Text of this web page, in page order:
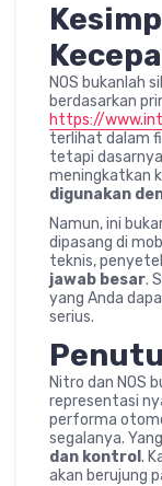
NOS bukanlah
berdasarkan
https://
terlihat dalam
tetapi dasarnya
meningkatkan
digunakan
Namun, ini
dipasang di
teknis,
jawab besar.
yang Anda
serius.
Nitro dan NOS
representasi
performa
segalanya.
dan kontrol .
akan berujung